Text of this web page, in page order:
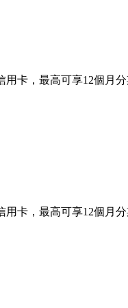
卡，最高可享12個月分
卡，最高可享12個月分